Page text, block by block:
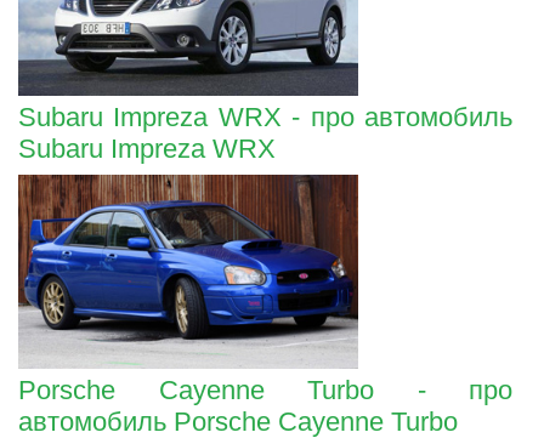
Subaru Impreza WRX - про автомобиль
Subaru Impreza WRX
Porsche Cayenne Turbo - про
автомобиль Porsche Cayenne Turbo